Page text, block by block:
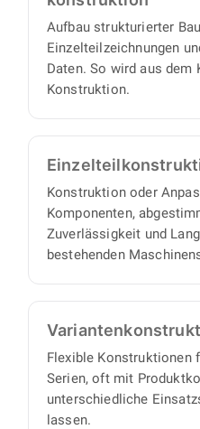
Aufbau strukturierter
Einzelteilzeichnungen
Daten. So wird aus dem
Konstruktion.
Konstruktion oder
Komponenten,
Zuverlässigkeit und
bestehenden
Flexible Konstruktionen
Serien, oft mit
unterschiedliche
lassen.